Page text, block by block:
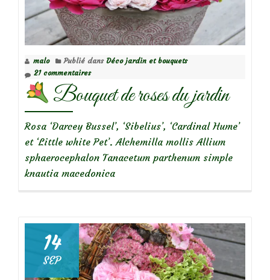
malo Publié dans Déco jardin et bouquets
21 commentaires
Bouquet de roses du jardin
Rosa ‘Darcey Bussel’, ‘Sibelius’, ‘Cardinal Hume’
et ‘Little white Pet’. Alchemilla mollis Allium
sphaerocephalon Tanacetum parthenum simple
knautia macedonica
14
SEP